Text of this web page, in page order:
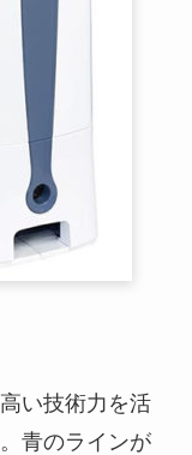
い技術力を活
青のラインが